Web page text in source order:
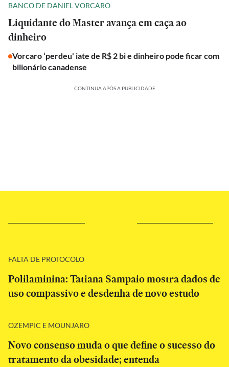
BANCO DE DANIEL VORCARO
Liquidante do Master avança em caça ao
dinheiro
Vorcaro ‘perdeu' iate de R$ 2 bi e dinheiro pode ficar com
bilionário canadense
CONTINUA APÓS A PUBLICIDADE
FALTA DE PROTOCOLO
Polilaminina: Tatiana Sampaio mostra dados de
uso compassivo e desdenha de novo estudo
OZEMPIC E MOUNJARO
Novo consenso muda o que define o sucesso do
tratamento da obesidade; entenda